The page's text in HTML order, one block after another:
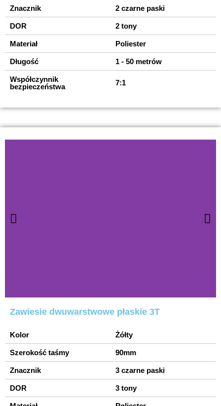
Znacznik 2 czarne paski
DOR 2 tony
Materiał Poliester
Długość 1 - 50 metrów
Współczynnik
bezpieczeństwa
7:1
Zawiesie dwuwarstwowe płaskie 3T
Kolor Żółty
Szerokość taśmy 90mm
Znacznik 3 czarne paski
DOR 3 tony